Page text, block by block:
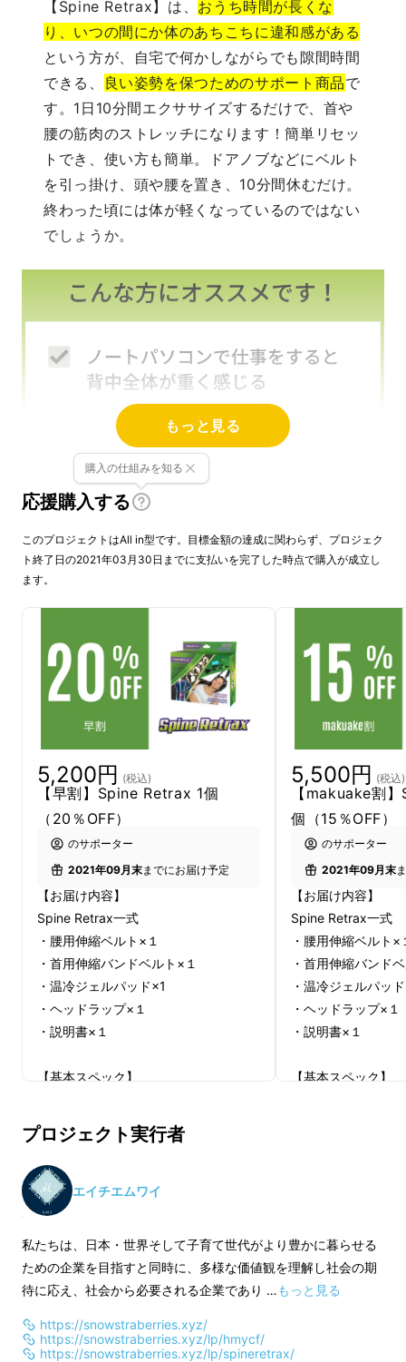
【Spine Retrax】は、 おうち時間が長くな
り、いつの間にか体のあちこちに違和感がある
という方が、自宅で何かしながらでも隙間時間
できる、
良い姿勢を保つためのサポート商品で
す。1日10分間エクササイズするだけで、 首や
腰の筋肉のストレッチになります！簡単リセッ
トでき、使い方も簡単。ドアノブなどにベルト
を引っ掛け、頭や腰を置き、10分間休むだけ。
終わった頃には体が軽くなっているのではない
でしょうか。
良い姿勢を保ったり、適度な運動をすること
は、健康を維持する為に大切なことです。
ですが、忙しい社会人やママにとって、ジョギ
ングしたりジムに通う時間を確保することは難
しいですよね。そこで今回の商品は、
首の筋肉
引）エクササイズ
の為に設計されました。
できます。
もっと見る
応援購入する
購入の仕組みを知る
このプロジェクトはAll in型です。目標金額の達成に関わらず、プロジェク
ト終了日の2021年03月30日までに支払いを完了した時点で購入が成立し
ます。
5,200円 (税込)
【早割】Spine Retrax 1個
（20％OFF）
のサポーター
2021年09月末までにお届け予定
【お届け内容】
Spine Retrax一式
・腰用伸縮ベルト×１
・首用伸縮バンドベルト×１
・温冷ジェルパッド×1
・ヘッドラップ×１
・説明書×１
【基本スペック】
■パッケージ寸法：約28 x 27 x 6.4
cm
■重さ：約770g
各アイテムの詳細は、ページ内「仕
様」欄をご参照ください。
早割限定の価格です。
本体税込、送料込み
※皆様のご支援により量産効率が向上
5,500円 (税込)
【makuake割
個（15％OFF）
のサポーター
2021年09月末
【お届け内容】
Spine Retrax一式
・腰用伸縮ベルト×
・首用伸縮バンド
・温冷ジェルパッ
・ヘッドラップ×１
・説明書×１
【基本スペック】
makuake割限定の
※皆様のご支援によ
プロジェクト実行者
エイチエムワイ
私たちは、日本・世界そして子育て世代がより豊かに暮らせる
ための企業を目指すと同時に、多様な価値観を理解し社会の期
待に応え、社会から必要される企業であり …もっと見る
https://snowstraberries.xyz/
https://snowstraberries.xyz/lp/hmycf/
https://snowstraberries.xyz/lp/spineretrax/